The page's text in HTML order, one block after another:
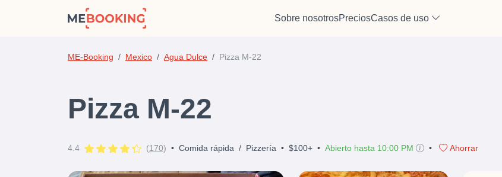
Sobre nosotrosPreciosCasos de uso
ME-Booking Mexico Agua Dulce Pizza M-22
Pizza M-22
4.4 (170) • Comida rápida / Pizzería • $100+ • Abierto hasta 10:00 PM • Ahorrar